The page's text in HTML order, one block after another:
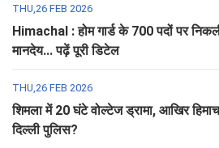
THU,26 FEB 2026
Himachal : होम गार्ड के 700 पदों पर
मानदेय... पढ़ें पूरी डिटेल
THU,26 FEB 2026
शिमला में 20 घंटे वोल्टेज ड्रामा, आखिर
दिल्ली पुलिस?